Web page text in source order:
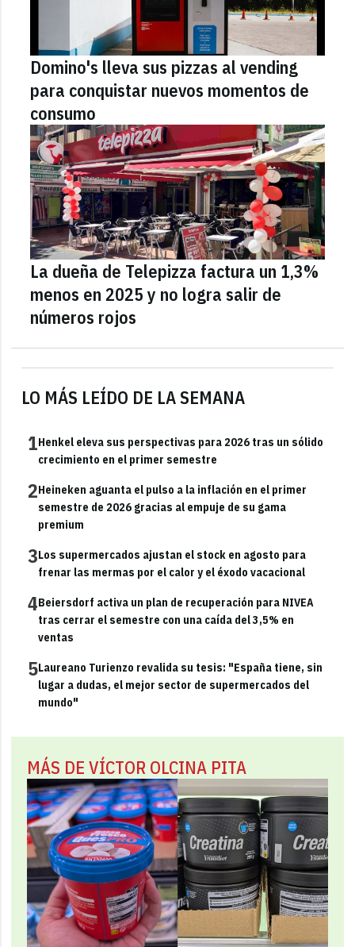
LO MÁS LEÍDO DE LA SEMANA
1Henkel eleva sus perspectivas para 2026 tras un sólido
crecimiento en el primer semestre
2Heineken aguanta el pulso a la inflación en el primer
semestre de 2026 gracias al empuje de su gama
premium
3Los supermercados ajustan el stock en agosto para
frenar las mermas por el calor y el éxodo vacacional
4Beiersdorf activa un plan de recuperación para NIVEA
tras cerrar el semestre con una caída del 3,5% en
ventas
5Laureano Turienzo revalida su tesis: "España tiene, sin
lugar a dudas, el mejor sector de supermercados del
mundo"
MÁS DE VÍCTOR OLCINA PITA
Domino's lleva sus pizzas al vending
para conquistar nuevos momentos de
consumo
La dueña de Telepizza factura un 1,3%
menos en 2025 y no logra salir de
números rojos